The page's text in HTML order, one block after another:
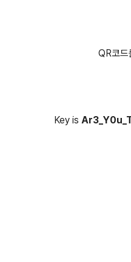
QR코드
Key is